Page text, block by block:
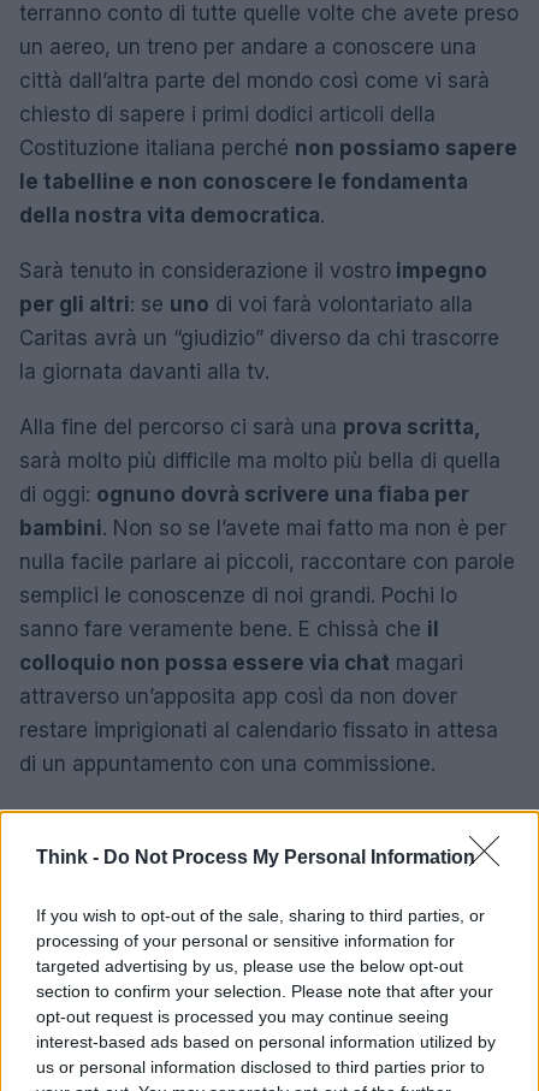
Think - Do Not Process My Personal Information
If you wish to opt-out of the sale, sharing to third parties, or
processing of your personal or sensitive information for
targeted advertising by us, please use the below opt-out
section to confirm your selection. Please note that after your
opt-out request is processed you may continue seeing
interest-based ads based on personal information utilized by
us or personal information disclosed to third parties prior to
terranno conto di tutte quelle volte che avete preso
un aereo, un treno per andare a conoscere una
città dall’altra parte del mondo così come vi sarà
chiesto di sapere i primi dodici articoli della
Costituzione italiana perché non possiamo sapere
le tabelline e non conoscere le fondamenta
della nostra vita democratica.
Sarà tenuto in considerazione il vostro impegno
per gli altri: se uno di voi farà volontariato alla
Caritas avrà un “giudizio” diverso da chi trascorre
la giornata davanti alla tv.
Alla fine del percorso ci sarà una prova scritta,
sarà molto più difficile ma molto più bella di quella
di oggi: ognuno dovrà scrivere una fiaba per
bambini. Non so se l’avete mai fatto ma non è per
nulla facile parlare ai piccoli, raccontare con parole
semplici le conoscenze di noi grandi. Pochi lo
sanno fare veramente bene. E chissà che il
colloquio non possa essere via chat magari
attraverso un’apposita app così da non dover
restare imprigionati al calendario fissato in attesa
di un appuntamento con una commissione.
unamaturità3.0 e work in progress
Cari ragazzi, finalmente non avrete più paura
dell’esamefinale, non avrete più incubi e notti
passate a studiare all’ultimo minuto perché la
maturità3.0 sarà“work in progress”. Nessun
voto, nessun numero vi etichetterà, nessun
tabellone sarà esposto ma ognuno di voi riceverà
una email con qualche consiglio e suggerimento